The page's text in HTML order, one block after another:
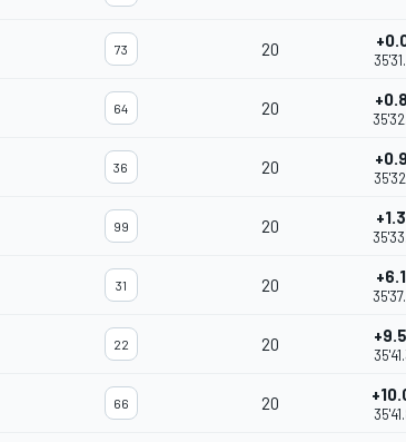
73 20
64 20
36 20
99 20
31 20
22 20
66 20